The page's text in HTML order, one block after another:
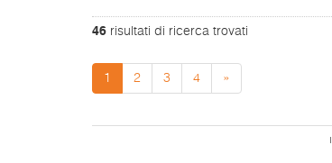
46 risultati di ricerca trovati
1 2 3 4 »